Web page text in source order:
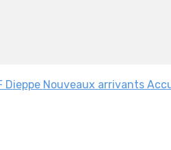
Dieppe Nouveaux arrivants